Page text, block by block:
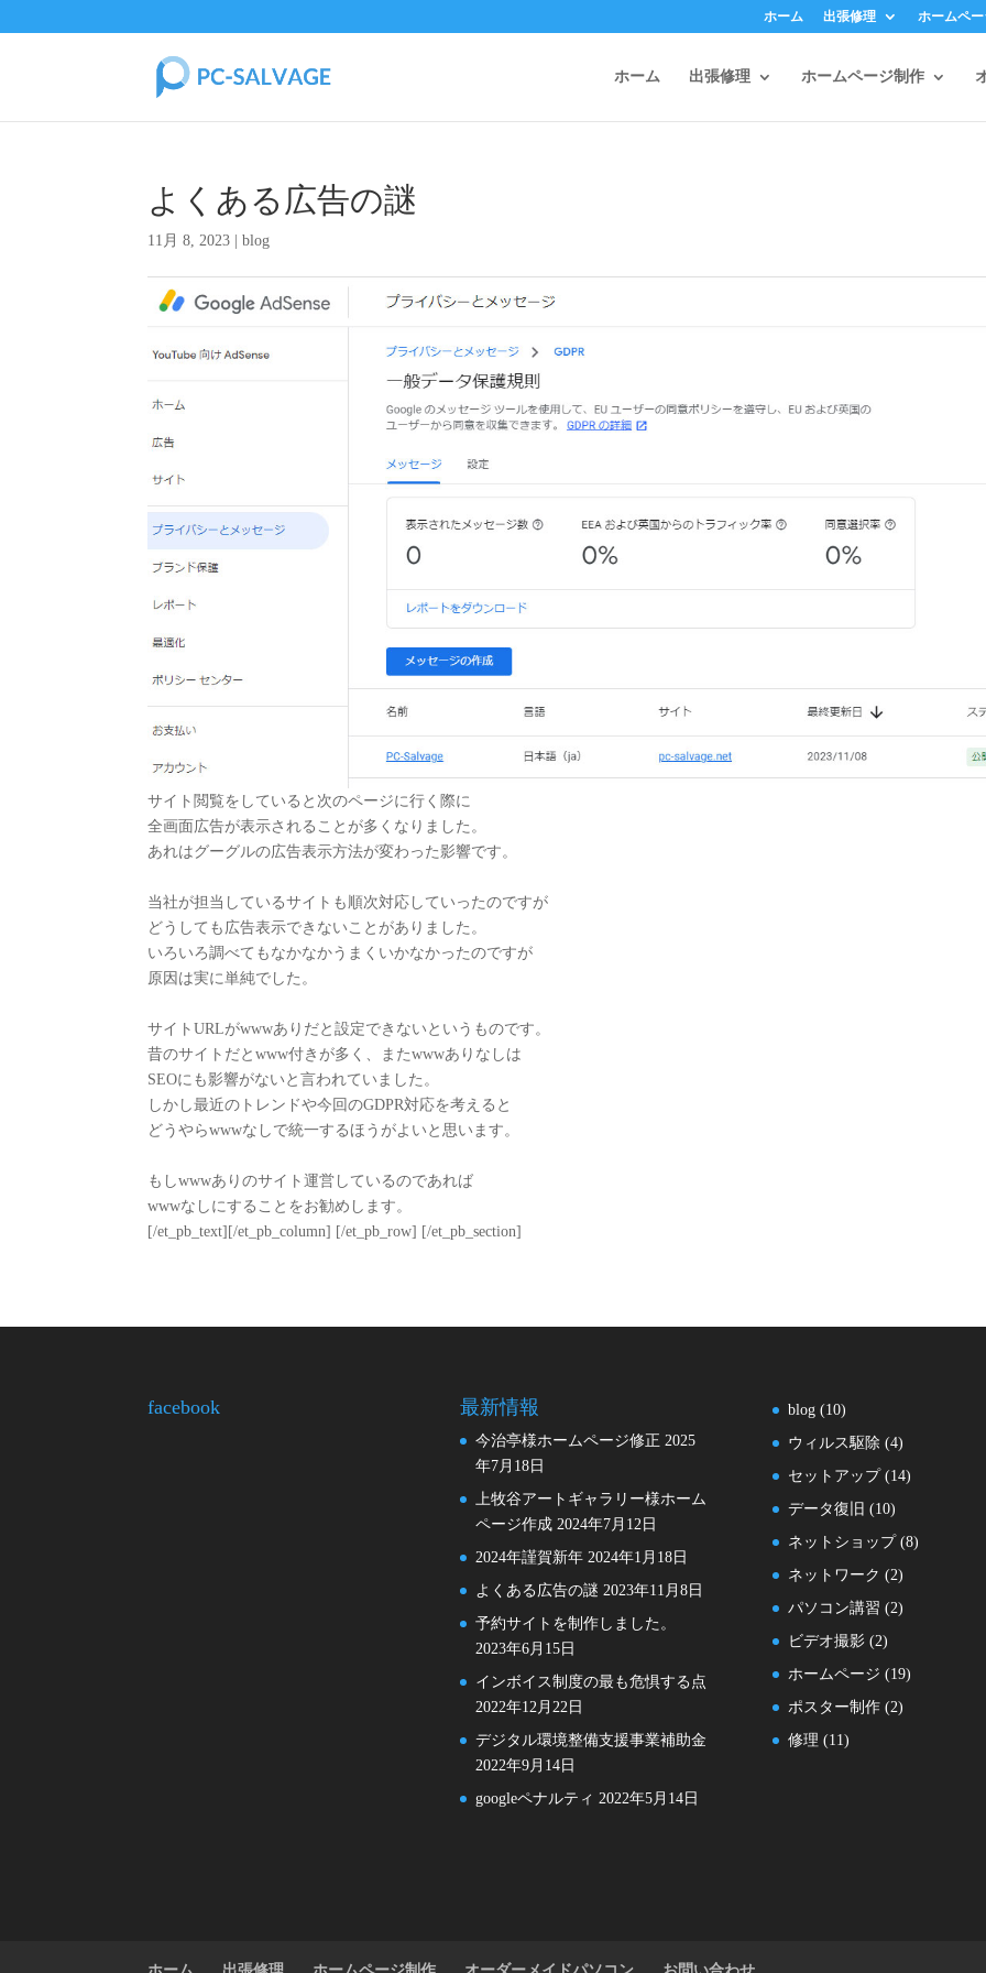
ホーム 出張修理 ホームペ
ホーム 出張修理 ホームページ制作
よくある広告の謎
11月 8, 2023 |blog
サイト閲覧をしていると次のページに行く際に
全画面広告が表示されることが多くなりました。
あれはグーグルの広告表示方法が変わった影響です。
当社が担当しているサイトも順次対応していったのですが
どうしても広告表示できないことがありました。
いろいろ調べてもなかなかうまくいかなかったのですが
原因は実に単純でした。
サイトURLがwwwありだと設定できないというものです。
昔のサイトだとwww付きが多く、またwwwありなしは
SEOにも影響がないと言われていました。
しかし最近のトレンドや今回のGDPR対応を考えると
どうやらwwwなしで統一するほうがよいと思います。
もしwwwありのサイト運営しているのであれば
wwwなしにすることをお勧めします。
[/et_pb_text][/et_pb_column] [/et_pb_row] [/et_pb_section]
facebook 最新情報
今治亭様ホームページ修正 2025
年7月18日
上牧谷アートギャラリー様ホーム
ページ作成 2024年7月12日
2024年謹賀新年 2024年1月18日
よくある広告の謎 2023年11月8日
予約サイトを制作しました。
2023年6月15日
インボイス制度の最も危惧する点
2022年12月22日
デジタル環境整備支援事業補助金
2022年9月14日
googleペナルティ 2022年5月14日
blog(10)
ウィルス駆除 (4)
セットアップ(14)
データ復旧 (10)
ネットショップ(8)
ネットワーク (2)
パソコン講習 (2)
ビデオ撮影(2)
ホームページ (19)
ポスター制作(2)
修理 (11)